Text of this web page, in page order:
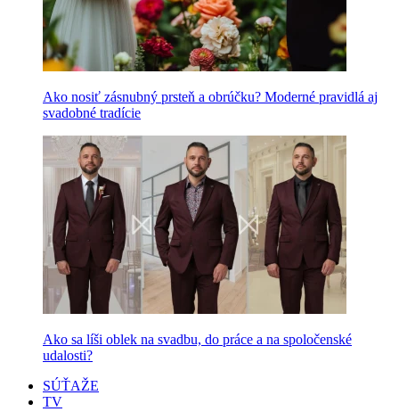
Ako nosiť zásnubný prsteň a obrúčku? Moderné pravidlá aj
svadobné tradície
Ako sa líši oblek na svadbu, do práce a na spoločenské
udalosti?
SÚŤAŽE
TV